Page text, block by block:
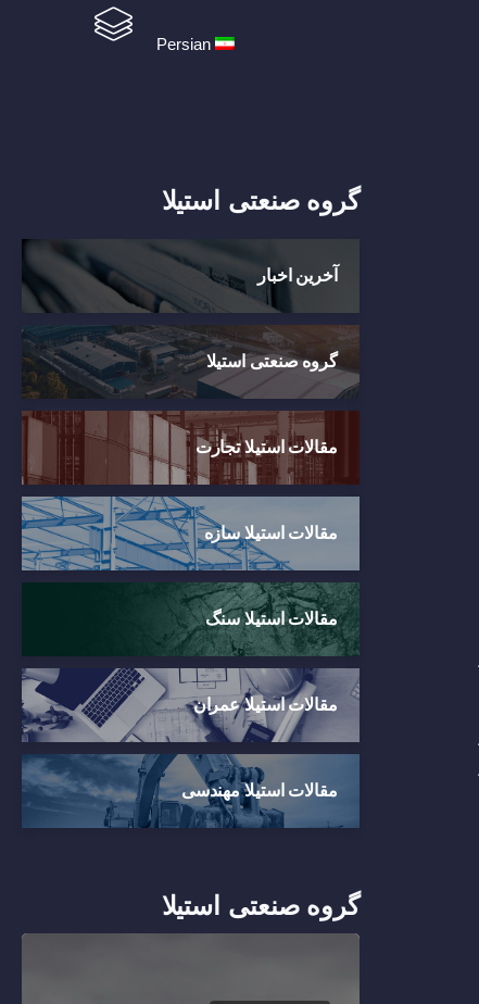
Persian
گروه صنعتی استیلا
آخرین اخبار
گروه صنعتی استیلا
مقالات استیلا تجارت
مقالات استیلا سازه
مقالات استیلا سنگ
مقالات استیلا عمران
مقالات استیلا مهندسی
گروه صنعتی استیلا